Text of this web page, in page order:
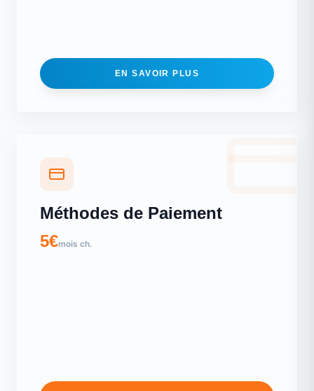
EN SAVOIR PLUS
Méthodes de Paiement
5€mois ch.